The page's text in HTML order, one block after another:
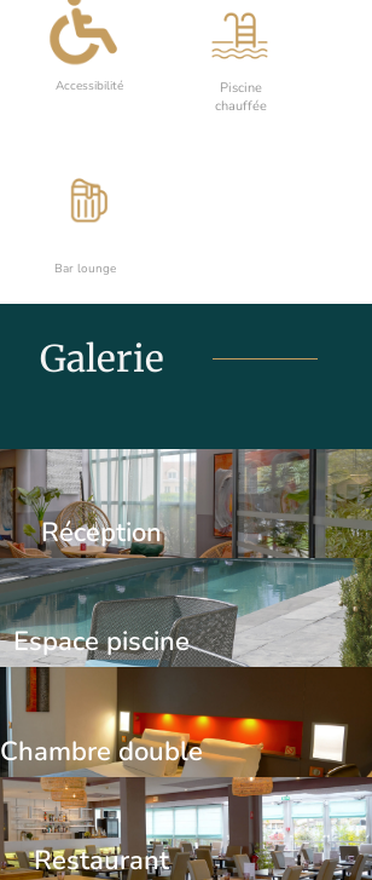
Accessibilité
Piscine
chauffée
Bar lounge
Galerie
Réception
Espace piscine
Chambre double
Restaurant